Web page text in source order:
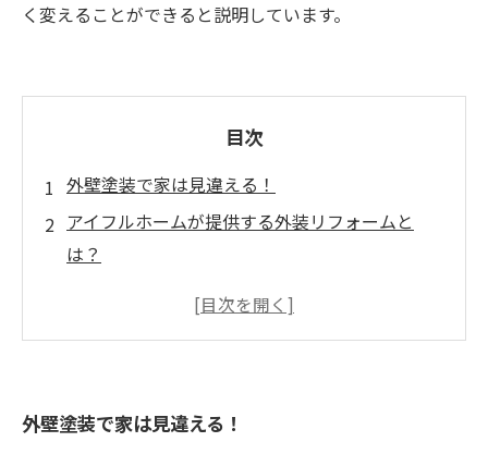
く変えることができると説明しています。
目次
外壁塗装で家は見違える！
アイフルホームが提供する外装リフォームと
は？
塗り替えるだけで、家の印象は一変する
外壁塗装で家は見違える！